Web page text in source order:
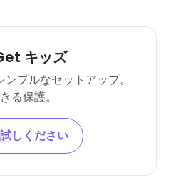
キッズ
プルなセットアップ。
る保護。
しください